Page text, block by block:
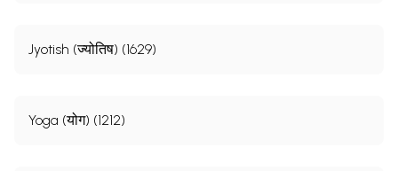
Jyotish (ज्योतिष) (1629)
Yoga (योग) (1212)